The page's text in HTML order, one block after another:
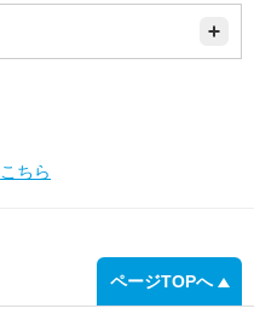
こちら
ページTOPへ